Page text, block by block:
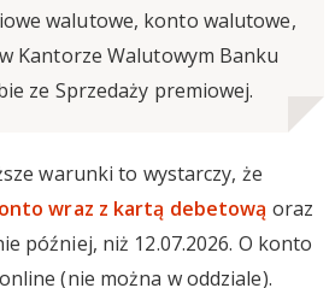
walutowe, konto walutowe,
Kantorze Walutowym Banku
ze Sprzedaży premiowej.
warunki to wystarczy, że
wraz z kartą debetową oraz
później, niż 12.07.2026. O konto
(nie można w oddziale).